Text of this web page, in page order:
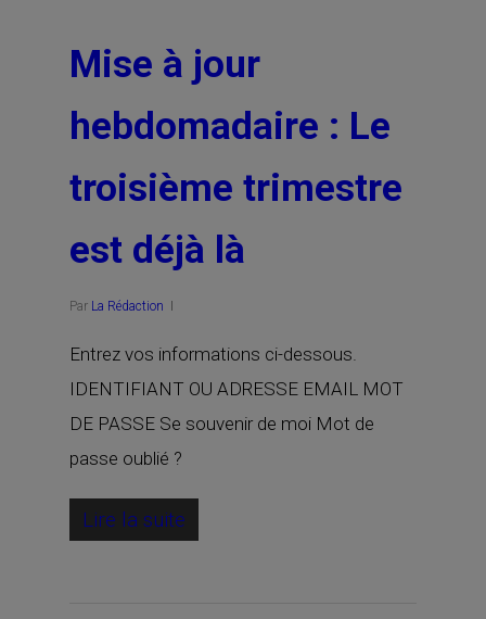
Mise à jour
hebdomadaire : Le
troisième trimestre
est déjà là
Par La Rédaction
Entrez vos informations ci-dessous.
IDENTIFIANT OU ADRESSE EMAIL MOT
DE PASSE Se souvenir de moi Mot de
passe oublié ?
Lire la suite